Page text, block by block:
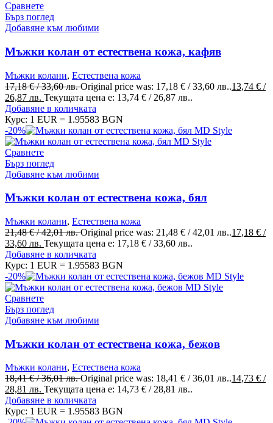
Сравнете
Бърз поглед
Добавяне към любими
Мъжки колан от естествена кожа, кафяв
Мъжки колани, Естествена кожа
17,18€/ 33,60 лв.Original price was: 17,18 € / 33,60 лв..13,74 € /
26,87 лв. Текущата цена е: 13,74 € / 26,87 лв..
Добавяне в количката
Курс: 1 EUR = 1.95583 BGN
-20%
Сравнете
Бърз поглед
Добавяне към любими
Мъжки колан от естествена кожа, бял
Мъжки колани, Естествена кожа
21,48€/ 42,01 лв.Original price was: 21,48 € / 42,01 лв..17,18 € /
33,60 лв. Текущата цена е: 17,18 € / 33,60 лв..
Добавяне в количката
Курс: 1 EUR = 1.95583 BGN
-20%
Сравнете
Бърз поглед
Добавяне към любими
Мъжки колан от естествена кожа, бежов
Мъжки колани, Естествена кожа
18,41€/ 36,01 лв.Original price was: 18,41 € / 36,01 лв..14,73 € /
28,81 лв. Текущата цена е: 14,73 € / 28,81 лв..
Добавяне в количката
Курс: 1 EUR = 1.95583 BGN